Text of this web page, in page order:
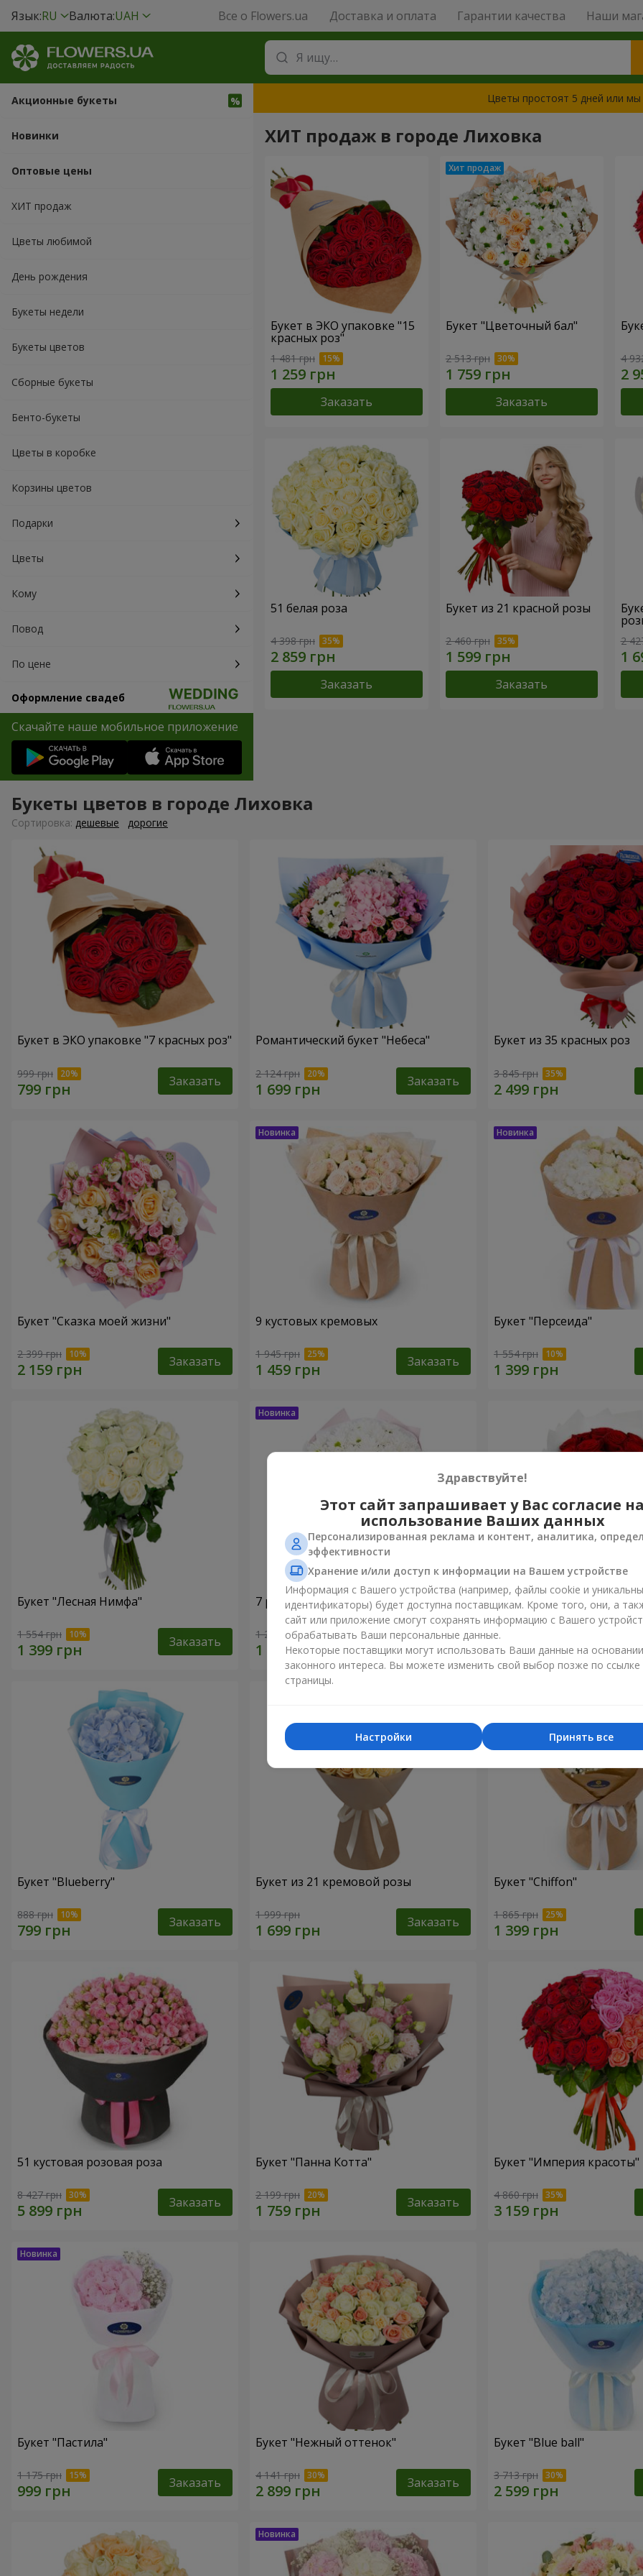
Язык:RU Валюта:UAH Все о Flowers.ua Доставка и оплата Гарантии качества Наши
Акционные букеты
Новинки
Оптовые цены
ХИТ продаж
Цветы любимой
День рождения
Букеты недели
Букеты цветов
Сборные букеты
Бенто-букеты
Цветы в коробке
Корзины цветов
Подарки
Цветы
Кому
Повод
По цене
Оформление свадеб
Скачайте наше мобильное приложение
Цветы простоят 5 дней или мы
ХИТ продаж в городе Лиховка
Букет в ЭКО упаковке "15
красных роз"
1 481 грн
Заказать
Букет "Цветочный бал"
2 513 грн
Заказать
4
51 белая роза
4 398 грн
Заказать
Букет из 21 красной розы
2 460 грн
Заказать
2
Букеты цветов в городе Лиховка
Cортировка: дешевые дорогие
Букет в ЭКО упаковке "7 красных роз"
999 грн Заказать
Романтический букет "Небеса"
2 124 грн Заказать
Букет из 35 красных роз
3 845 грн
Букет "Сказка моей жизни"
2 399 грн Заказать
9 кустовых кремовых
1 945 грн Заказать
Букет "Персеида"
1 554 грн
Букет "Лесная Нимфа"
1 554 грн Заказать
7 ромашковых хризантем
1 293 грн Заказать
Монобукет из 11 красных
1 249 грн
Букет "Blueberry"
888 грн Заказать
Букет из 21 кремовой розы
1 999 грн Заказать
Букет "Chiffon"
1 865 грн
51 кустовая розовая роза
8 427 грн Заказать
Букет "Панна Котта"
2 199 грн Заказать
Букет "Империя красоты"
4 860 грн
Букет "Пастила"
1 175 грн Заказать
Букет "Нежный оттенок"
4 141 грн Заказать
Букет "Blue ball"
3 713 грн
Здравствуйте!
Этот сайт запрашивает у Вас согласие на
использование Ваших данных
Персонализированная реклама и контент, аналитика,
эффективности
Хранение и/или доступ к информации на Вашем устройстве
Информация с Вашего устройства (например, файлы cookie и
идентификаторы) будет доступна поставщикам. Кроме того, они, а
сайт или приложение смогут сохранять информацию с Вашего
обрабатывать Ваши персональные данные.
Некоторые поставщики могут использовать Ваши данные на основании
законного интереса. Вы можете изменить свой выбор позже по ссылке
страницы.
Принять все
Настройки